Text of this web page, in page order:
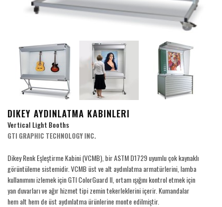
DIKEY AYDINLATMA KABINLERI
Vertical Light Booths
GTI GRAPHIC TECHNOLOGY INC.
Dikey Renk Eşleştirme Kabini (VCMB), bir ASTM D1729 uyumlu çok kaynaklı
görüntüleme sistemidir. VCMB üst ve alt aydınlatma armatürlerini, lamba
kullanımını izlemek için GTI ColorGuard II, ortam ışığını kontrol etmek için
yan duvarları ve ağır hizmet tipi zemin tekerleklerini içerir. Kumandalar
hem alt hem de üst aydınlatma ürünlerine monte edilmiştir.